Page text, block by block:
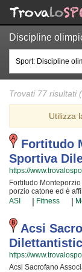
Discipline
Trovati 77 risultati
Utilizza
Fortitudo
Sportiva
https://
Fortitudo
porzio catone ed è
l'intento di aumentare
organizzando corsi
attività aiutano a
proprio aspetto fisico
operando anche
professionali della
{text_aff3} per
risultato e il
davvero speciale, per
ASI | Fitness |
Acsi
https://
Acsi Sacrofano